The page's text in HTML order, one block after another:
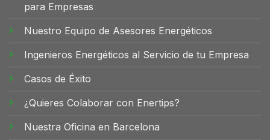
para Empresas
Nuestro Equipo de Asesores Energéticos
Ingenieros Energéticos al Servicio de tu Empresa
Casos de Éxito
¿Quieres Colaborar con Enertips?
Nuestra Oficina en Barcelona